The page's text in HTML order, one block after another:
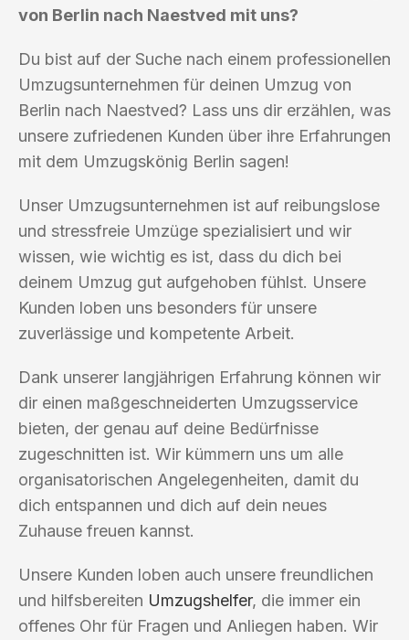
von Berlin nach Naestved mit uns?
Du bist auf der Suche nach einem professionellen
Umzugsunternehmen für deinen Umzug von
Berlin nach Naestved? Lass uns dir erzählen, was
unsere zufriedenen Kunden über ihre Erfahrungen
mit dem Umzugskönig Berlin sagen!
Unser Umzugsunternehmen ist auf reibungslose
und stressfreie Umzüge spezialisiert und wir
wissen, wie wichtig es ist, dass du dich bei
deinem Umzug gut aufgehoben fühlst. Unsere
Kunden loben uns besonders für unsere
zuverlässige und kompetente Arbeit.
Dank unserer langjährigen Erfahrung können wir
dir einen maßgeschneiderten Umzugsservice
bieten, der genau auf deine Bedürfnisse
zugeschnitten ist. Wir kümmern uns um alle
organisatorischen Angelegenheiten, damit du
dich entspannen und dich auf dein neues
Zuhause freuen kannst.
Unsere Kunden loben auch unsere freundlichen
und hilfsbereiten Umzugshelfer, die immer ein
offenes Ohr für Fragen und Anliegen haben. Wir